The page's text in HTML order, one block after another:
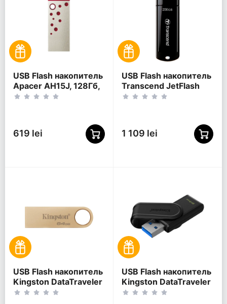
USB Flash накопитель
Apacer AH15J, 128Гб,
Красный
619 lei
USB Flash накопитель
Transcend JetFlash
700, 256Гб, Чёрный
1 109 lei
USB Flash накопитель
Kingston DataTraveler
SE9 G3, 64Гб,
USB Flash накопитель
Kingston DataTraveler
Exodia S, 64Гб,